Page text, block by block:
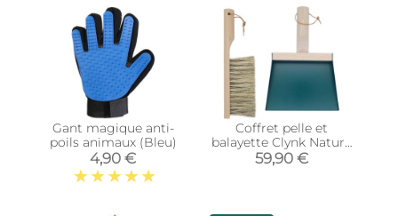
Gant magique anti-
poils animaux (Bleu)
4,90 €
Coffret pelle et
balayette Clynk Nature
(Bleu orage)
59,90 €